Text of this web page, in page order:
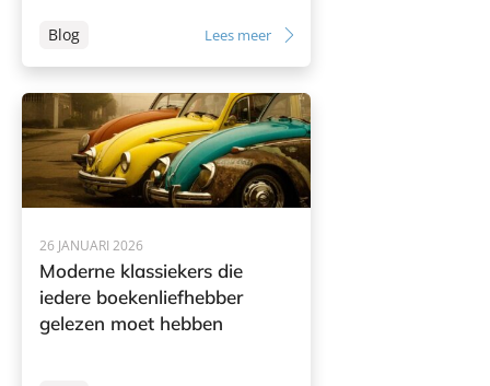
Blog Lees meer
26 JANUARI 2026
Moderne klassiekers die
iedere boekenliefhebber
gelezen moet hebben